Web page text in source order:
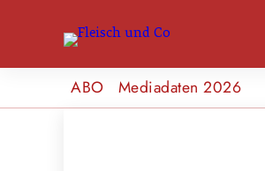
ABO Mediadaten 2026